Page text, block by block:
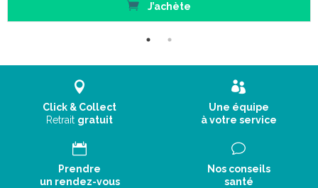
J’achète
Click & Collect
Retrait gratuit
Une équipe
à votre service
Prendre
un rendez-vous
Nos conseils
santé